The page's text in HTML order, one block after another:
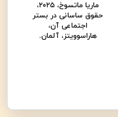
ماریا ماتسوخ، ۲۰۲۵،
حقوق ساسانی در بستر
اجتماعی آن،
هاراسوویتز، آلمان.